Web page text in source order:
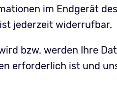
im Endgerät
jederzeit widerrufbar.
bzw. werden Ihre
erforderlich ist und